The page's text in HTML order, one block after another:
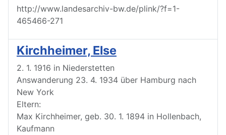
http://www.landesarchiv-bw.de/plink/?f=1-
465466-271
Kirchheimer, Else
2. 1. 1916 in Niederstetten
Answanderung 23. 4. 1934 über Hamburg nach
New York
Eltern:
Max Kirchheimer, geb. 30. 1. 1894 in Hollenbach,
Kaufmann